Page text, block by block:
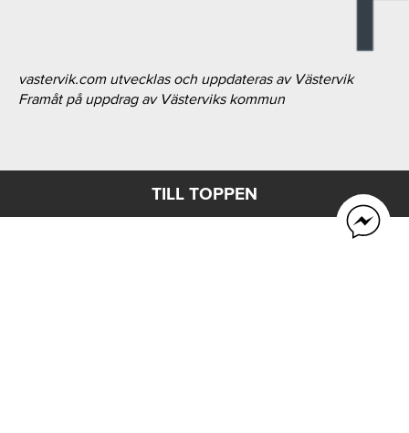
vastervik.com utvecklas och uppdateras av Västervik
Framåt på uppdrag av Västerviks kommun
TILL TOPPEN